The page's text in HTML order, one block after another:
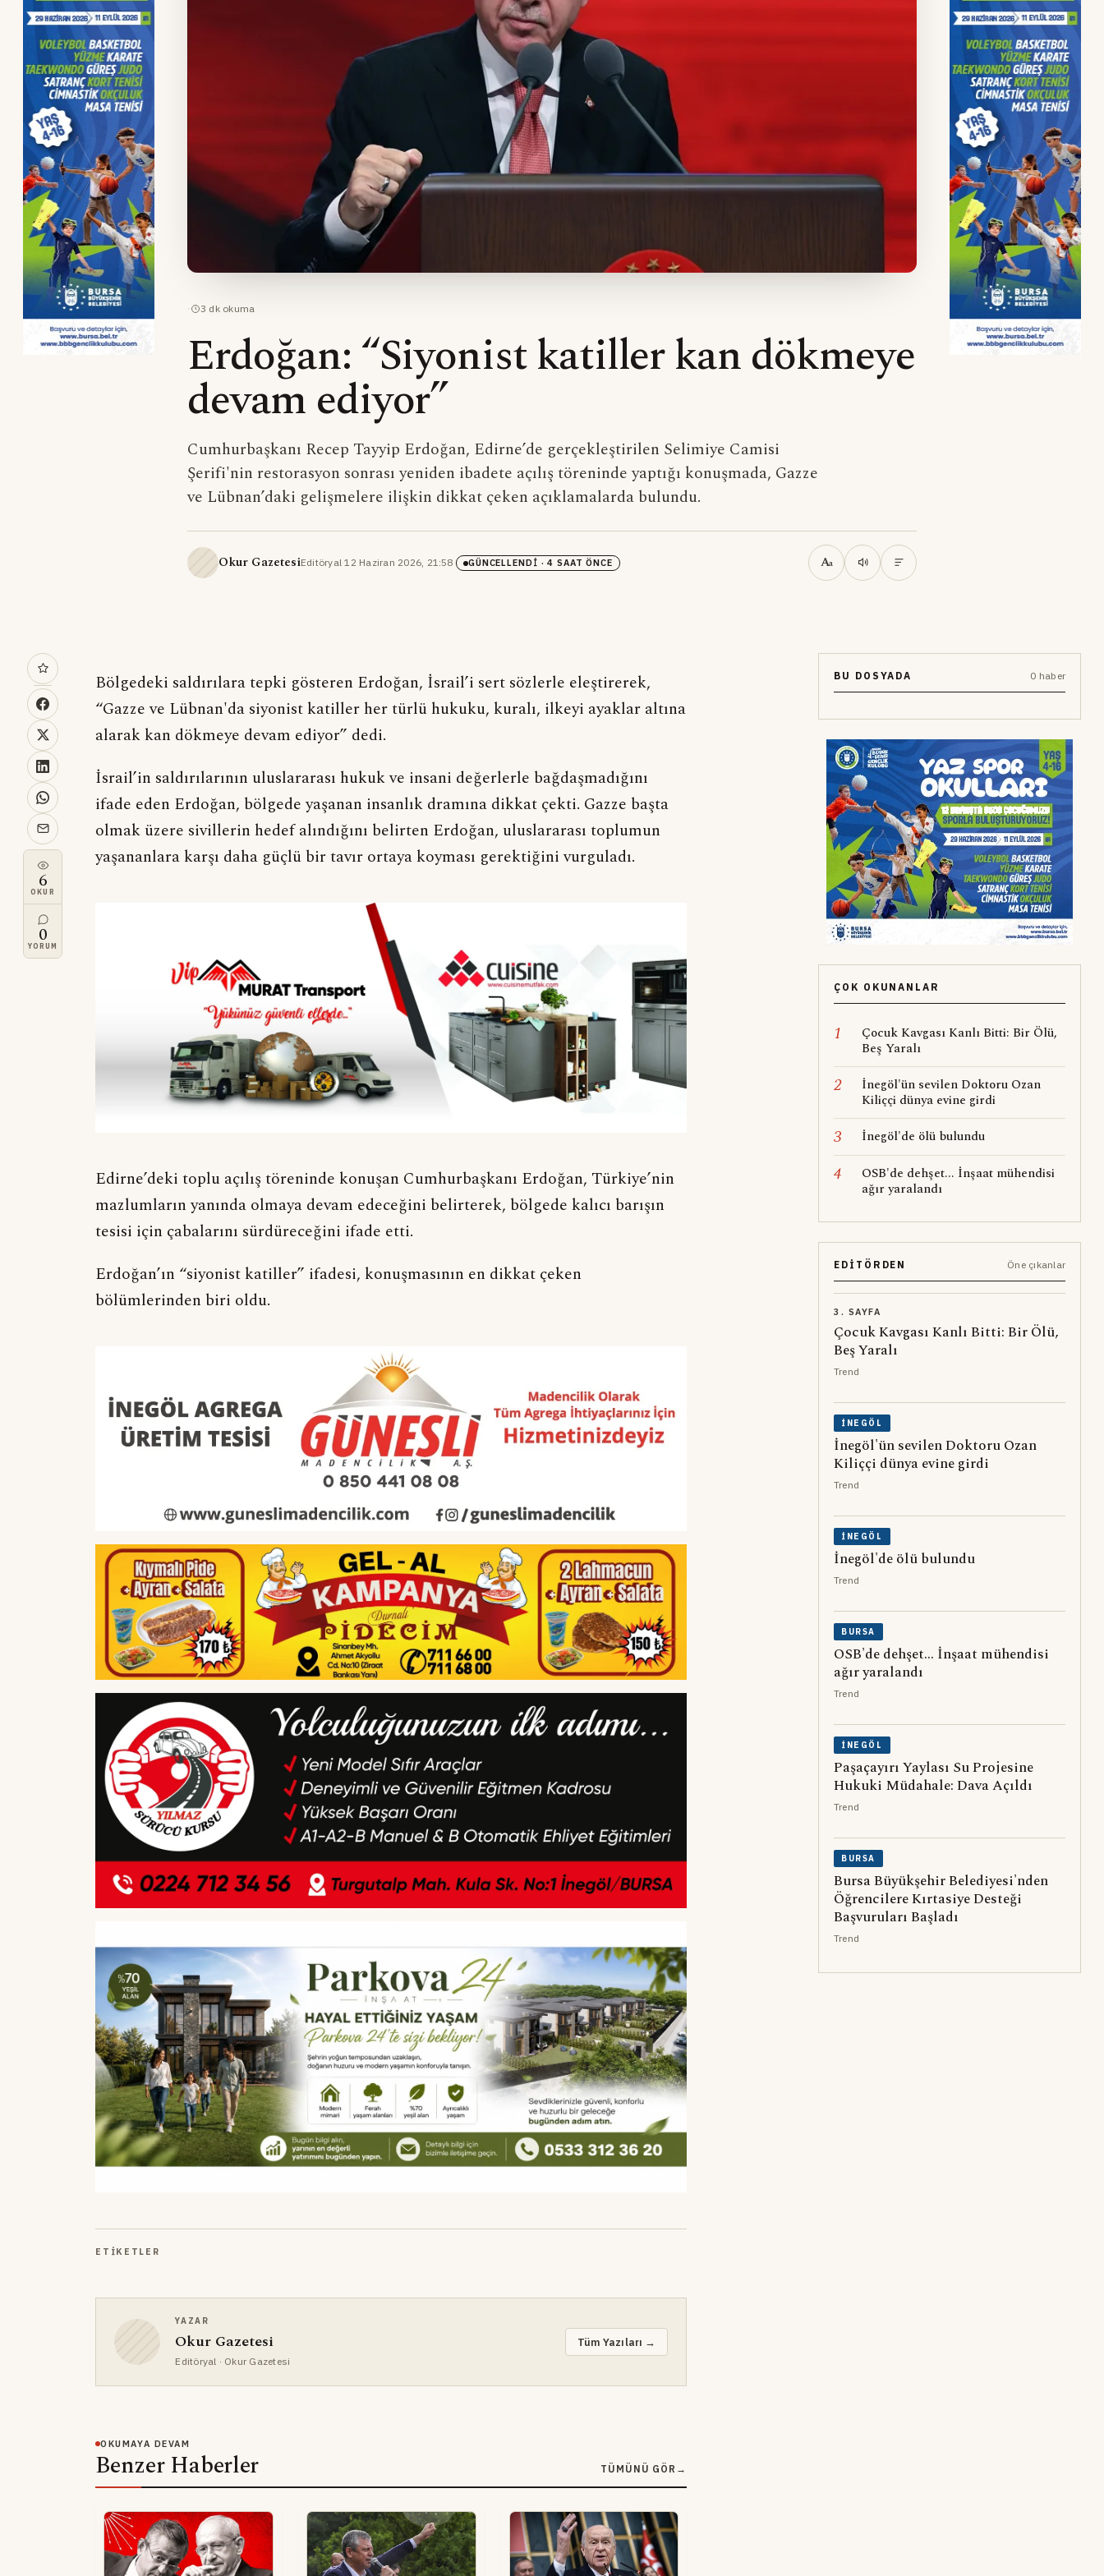
· 3 dk okuma
Erdoğan: “Siyonist katiller kan dökmeye
devam ediyor”
Cumhurbaşkanı Recep Tayyip Erdoğan, Edirne’de gerçekleştirilen Selimiye Camisi
Şerifi'nin restorasyon sonrası yeniden ibadete açılış töreninde yaptığı konuşmada, Gazze
ve Lübnan’daki gelişmelere ilişkin dikkat çeken açıklamalarda bulundu.
Okur GazetesiEditöryal·12 Haziran 2026, 21:58· GÜNCELLENDI · 4 SAAT ÖNCE Aa
6
OKUR
0
YORUM
Bölgedeki saldırılara tepki gösteren Erdoğan, İsrail’i sert sözlerle eleştirerek,
“Gazze ve Lübnan'da siyonist katiller her türlü hukuku, kuralı, ilkeyi ayaklar altına
alarak kan dökmeye devam ediyor” dedi.
İsrail’in saldırılarının uluslararası hukuk ve insani değerlerle bağdaşmadığını
ifade eden Erdoğan, bölgede yaşanan insanlık dramına dikkat çekti. Gazze başta
olmak üzere sivillerin hedef alındığını belirten Erdoğan, uluslararası toplumun
yaşananlara karşı daha güçlü bir tavır ortaya koyması gerektiğini vurguladı.
Edirne’deki toplu açılış töreninde konuşan Cumhurbaşkanı Erdoğan, Türkiye’nin
mazlumların yanında olmaya devam edeceğini belirterek, bölgede kalıcı barışın
tesisi için çabalarını sürdüreceğini ifade etti.
Erdoğan’ın “siyonist katiller” ifadesi, konuşmasının en dikkat çeken
bölümlerinden biri oldu.
ETIKETLER
YAZAR
Okur Gazetesi
Editöryal · Okur Gazetesi
Tüm Yazıları →
OKUMAYA DEVAM
Benzer Haberler TÜMÜNÜ GÖR →
BU DOSYADA 0 haber
ÇOK OKUNANLAR
1
Çocuk Kavgası Kanlı Bitti: Bir Ölü,
Beş Yaralı
2
İnegöl'ün sevilen Doktoru Ozan
Kiliççi dünya evine girdi
3 İnegöl'de ölü bulundu
4
OSB'de dehşet... İnşaat mühendisi
ağır yaralandı
EDITÖRDEN Öne çıkanlar
3. SAYFA
Çocuk Kavgası Kanlı Bitti: Bir Ölü,
Beş Yaralı
Trend
İNEGÖL
İnegöl'ün sevilen Doktoru Ozan
Kiliççi dünya evine girdi
Trend
İNEGÖL
İnegöl'de ölü bulundu
Trend
BURSA
OSB'de dehşet... İnşaat mühendisi
ağır yaralandı
Trend
İNEGÖL
Paşaçayırı Yaylası Su Projesine
Hukuki Müdahale: Dava Açıldı
Trend
BURSA
Bursa Büyükşehir Belediyesi'nden
Öğrencilere Kırtasiye Desteği
Başvuruları Başladı
Trend